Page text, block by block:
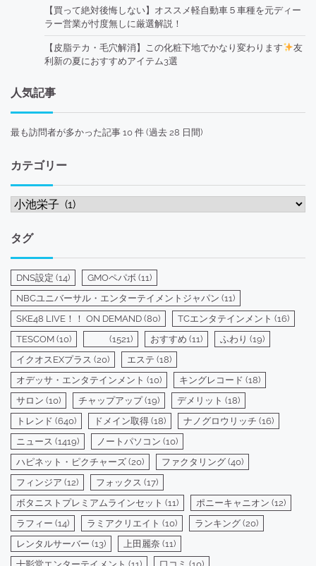
【買って絶対後悔しない】オススメ軽自動車５車種を元ディー
ラー営業が忖度無しに厳選解説！
【皮脂テカ・毛穴解消】この化粧下地でかなり変わります
友
利新の夏におすすめアイテム3選
人気記事
最も訪問者が多かった記事 10 件 (過去 28 日間)
カテゴリー
カ
ゴ
リ
ー
タグ
DNS設定 (14) GMOペパボ (11)
NBCユニバーサル・エンターテイメントジャパン (11)
SKE48 LIVE！！ ON DEMAND (80) TCエンタテインメント (16)
TESCOM (10) (1521) おすすめ (11) ふわり (19)
イクオスEXプラス (20) エステ (18)
オデッサ・エンタテインメント (10) キングレコード (18)
サロン (10) チャップアップ(19) デメリット (18)
トレンド (640) ドメイン取得 (18) ナノグロウリッチ (16)
ニュース (1419) ノートパソコン (10)
ハピネット・ピクチャーズ (20) ファクタリング (40)
フィンジア (12) フォックス (17)
ボタニストプレミアムラインセット (11) ポニーキャニオン (12)
ラフィー (14) ラミアクリエイト (10) ランキング (20)
レンタルサーバー (13) 上田麗奈 (11)